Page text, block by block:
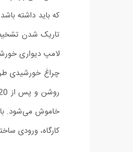
که باید داشته
تاریک شدن
لامپ دیواری
کارگاه، ورودی